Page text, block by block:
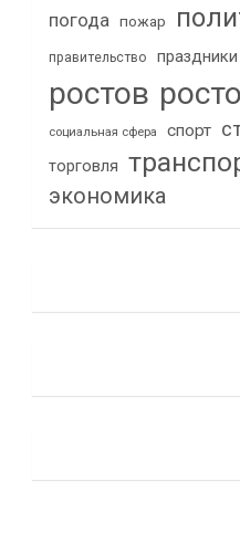
погода пожар
правительство праздники
ростов
социальная сфера спорт
торговля
экономика